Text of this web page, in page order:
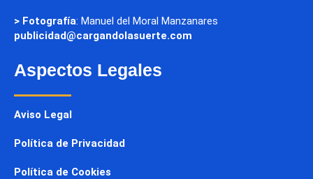
> Fotografía: Manuel del Moral Manzanares
publicidad@cargandolasuerte.com
Aspectos Legales
Aviso Legal
Política de Privacidad
Política de Cookies